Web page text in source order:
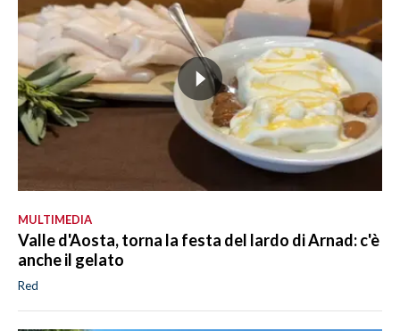
MULTIMEDIA
Valle d'Aosta, torna la festa del lardo di Arnad: c'è
anche il gelato
Red